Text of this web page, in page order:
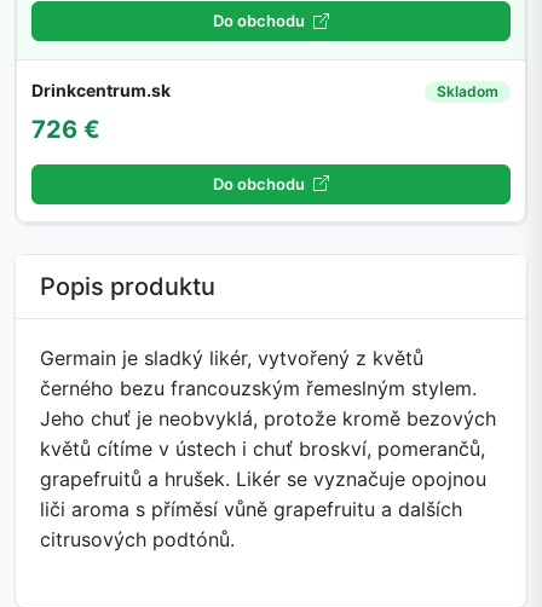
Do obchodu
Drinkcentrum.sk Skladom
726 €
Do obchodu
Popis produktu
Germain je sladký likér, vytvořený z květů
černého bezu francouzským řemeslným stylem.
Jeho chuť je neobvyklá, protože kromě bezových
květů cítíme v ústech i chuť broskví, pomerančů,
grapefruitů a hrušek. Likér se vyznačuje opojnou
liči aroma s příměsí vůně grapefruitu a dalších
citrusových podtónů.